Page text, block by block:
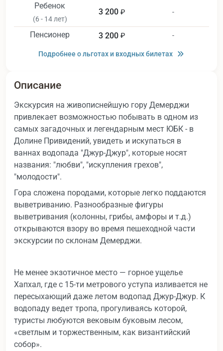
Ребенок
(6 - 14 лет)
3 200 ₽ -
Пенсионер 3 200 ₽ -
Подробнее о льготах и входных билетах
Описание
Экскурсия на живописнейшую гору Демерджи
привлекает возможностью побывать в одном из
самых загадочных и легендарным мест ЮБК - в
Долине Привидений, увидеть и искупаться в
ваннах водопада "Джур-Джур", которые носят
названия: "любви", "искупления грехов",
"молодости".
Гора сложена породами, которые легко поддаются
выветриванию. Разнообразные фигуры
выветривания (колонны, грибы, амфоры и т.д.)
открываются взору во время пешеходной части
экскурсии по склонам Демерджи.
Не менее экзотичное место — горное ущелье
Хапхал, где с 15-ти метрового уступа изливается не
пересыхающий даже летом водопад Джур-Джур. К
водопаду ведет тропа, прогуливаясь которой,
туристы любуются вековым буковым лесом,
«светлым и торжественным, как византийский
собор».